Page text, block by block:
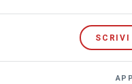
SCRIVI